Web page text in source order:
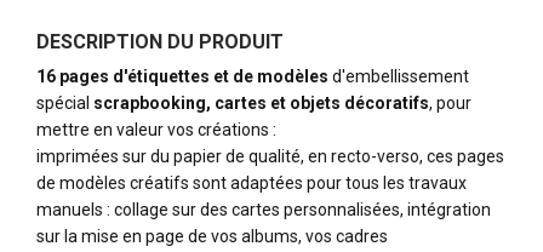
DESCRIPTION DU PRODUIT
16 pages d'étiquettes et de modèles d'embellissement
spécial scrapbooking, cartes et objets décoratifs, pour
mettre en valeur vos créations :
imprimées sur du papier de qualité, en recto-verso, ces pages
de modèles créatifs sont adaptées pour tous les travaux
manuels : collage sur des cartes personnalisées, intégration
sur la mise en page de vos albums, vos cadres